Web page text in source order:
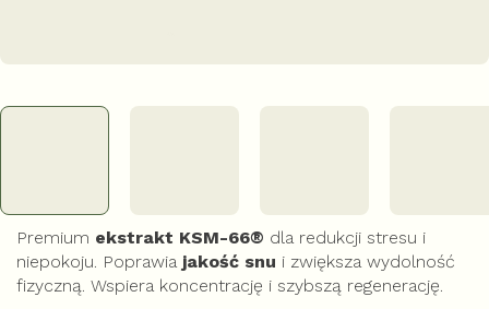
Premium ekstrakt KSM-66® dla redukcji stresu i
niepokoju. Poprawia jakość snu i zwiększa wydolność
fizyczną. Wspiera koncentrację i szybszą regenerację.